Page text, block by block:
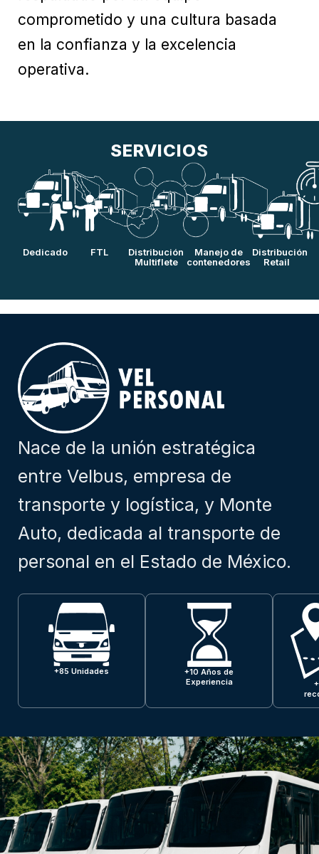
comprometido y una cultura basada
en la confianza y la excelencia
operativa.
SERVICIOS
Dedicado FTL
Distribución
Multiflete
Manejo de
contenedores
Distribución
Retail
Nace de la unión estratégica
entre Velbus, empresa de
transporte y logística, y Monte
Auto, dedicada al transporte de
personal en el Estado de México.
+85 Unidades
+10 Años de
Experiencia